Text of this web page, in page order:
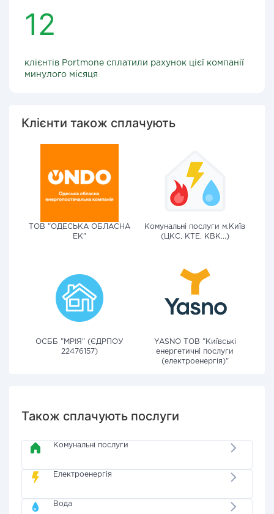
12
клієнтів Portmone сплатили рахунок цієї компанії
минулого місяця
Клієнти також сплачують
ТОВ "ОДЕСЬКА ОБЛАСНА
ЕК"
Комунальні послуги м.Київ
(ЦКС, КТЕ, КВК...)
ОСББ "МРІЯ" (ЄДРПОУ
22476157)
YASNO ТОВ "Київські
енергетичні послуги
(електроенергія)"
Також сплачують послуги
Комунальні послуги
Електроенергія
Вода